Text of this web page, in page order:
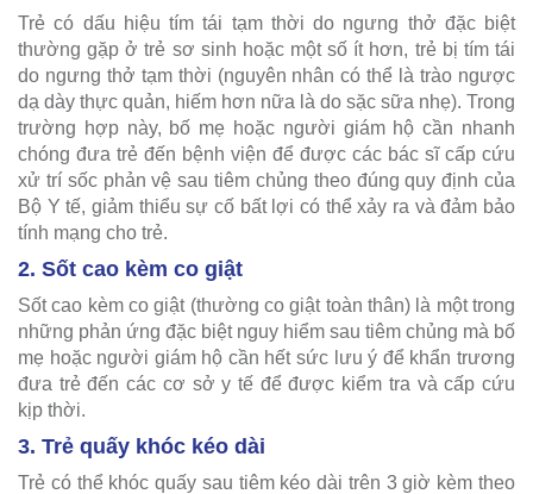
Trẻ có dấu hiệu tím tái tạm thời do ngưng thở đặc biệt
thường gặp ở trẻ sơ sinh hoặc một số ít hơn, trẻ bị tím tái
do ngưng thở tạm thời (nguyên nhân có thể là trào ngược
dạ dày thực quản, hiếm hơn nữa là do sặc sữa nhẹ). Trong
trường hợp này, bố mẹ hoặc người giám hộ cần nhanh
chóng đưa trẻ đến bệnh viện để được các bác sĩ cấp cứu
xử trí sốc phản vệ sau tiêm chủng theo đúng quy định của
Bộ Y tế, giảm thiểu sự cố bất lợi có thể xảy ra và đảm bảo
tính mạng cho trẻ.
2. Sốt cao kèm co giật
Sốt cao kèm co giật (thường co giật toàn thân) là một trong
những phản ứng đặc biệt nguy hiểm sau tiêm chủng mà bố
mẹ hoặc người giám hộ cần hết sức lưu ý để khẩn trương
đưa trẻ đến các cơ sở y tế để được kiểm tra và cấp cứu
kịp thời.
3. Trẻ quấy khóc kéo dài
Trẻ có thể khóc quấy sau tiêm kéo dài trên 3 giờ kèm theo